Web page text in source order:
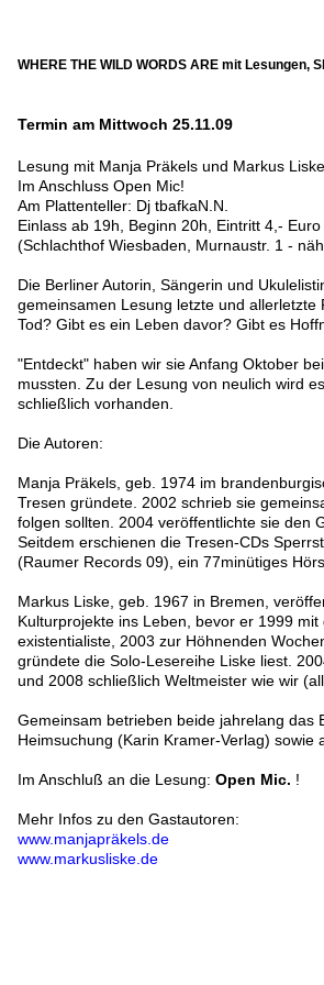
WHERE THE WILD WORDS ARE mit
Termin am Mittwoch 25.11.09
Lesung mit Manja Präkels und Markus Liske
Im Anschluss Open Mic!
Am Plattenteller: Dj tbafkaN.N.
Einlass ab 19h, Beginn 20h, Eintritt 4,- Euro
(Schlachthof Wiesbaden, Murnaustr. 1 -
Die Berliner Autorin, Sängerin und
gemeinsamen Lesung letzte und
Tod? Gibt es ein Leben davor? Gibt es
"Entdeckt" haben wir sie Anfang Oktober
mussten. Zu der Lesung von neulich wird
schließlich vorhanden.
Die Autoren:
Manja Präkels, geb. 1974 im
Tresen gründete. 2002 schrieb sie
folgen sollten. 2004 veröffentlichte sie den
Seitdem erschienen die Tresen-CDs
(Raumer Records 09), ein 77minütiges
Markus Liske, geb. 1967 in Bremen,
Kulturprojekte ins Leben, bevor er 1999
existentialiste, 2003 zur Höhnenden
gründete die Solo-Lesereihe Liske liest.
und 2008 schließlich Weltmeister wie wir
Gemeinsam betrieben beide jahrelang das
Heimsuchung (Karin Kramer-Verlag) sowie
Im Anschluß an die Lesung: Open Mic. !
Mehr Infos zu den Gastautoren:
www.manjapräkels.de
www.markusliske.de